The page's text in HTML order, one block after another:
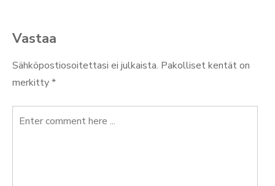
Vastaa
Sähköpostiosoitettasi ei julkaista. Pakolliset kentät on
merkitty*